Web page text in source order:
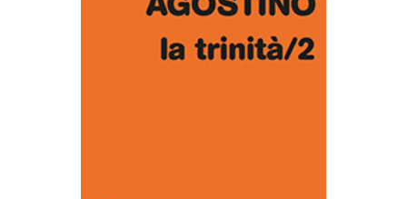
AGGIUNGI AL CARRELLO